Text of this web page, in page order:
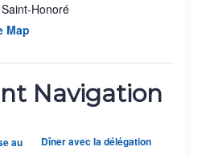
Honoré
Map
Navigation
au
Dîner avec la délégation